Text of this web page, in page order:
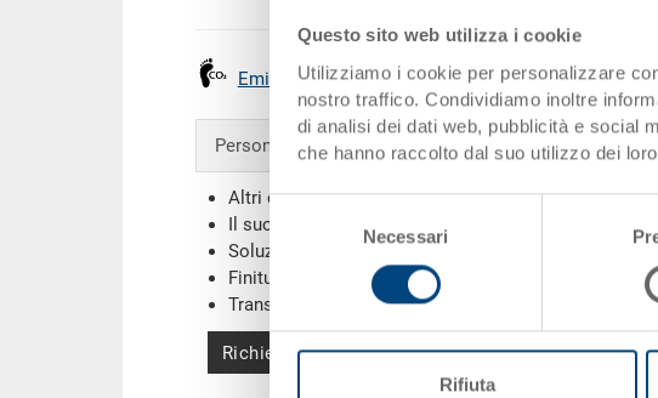
Questo sito web utilizza i cookie
Utilizziamo i cookie per personalizzare
nostro traffico. Condividiamo inoltre
di analisi dei dati web, pubblicità e social
che hanno raccolto dal suo utilizzo dei
Selezione
del
Necessari
Rifiuta
Emissioni
Personalizzazioni - la nostra specialità
Altri colori
Il suo logo / etichette
(Esempi)
Soluzioni individuali
Finiture
Transponder (RFID) / Barcodes
Richiedi offerta